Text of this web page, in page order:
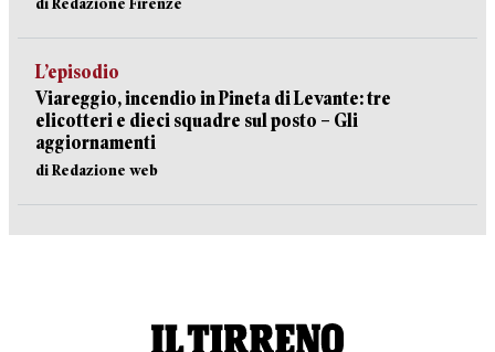
L’episodio
Viareggio, incendio in Pineta di Levante: tre
elicotteri e dieci squadre sul posto – Gli
aggiornamenti
di Redazione web